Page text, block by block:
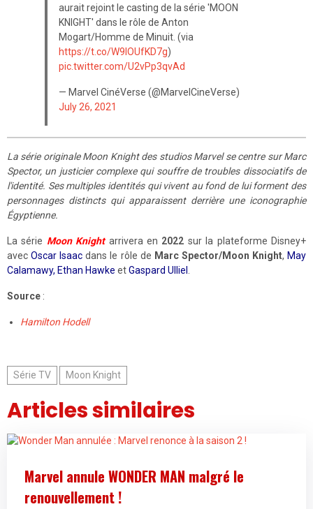
aurait rejoint le casting de la série 'MOON
KNIGHT' dans le rôle de Anton
Mogart/Homme de Minuit. (via
https://t.co/W9lOUfKD7g)
pic.twitter.com/U2vPp3qvAd
— Marvel CinéVerse (@MarvelCineVerse)
July 26, 2021
La série originale Moon Knight des studios Marvel se centre sur Marc
Spector, un justicier complexe qui souffre de troubles dissociatifs de
l'identité. Ses multiples identités qui vivent au fond de lui forment des
personnages distincts qui apparaissent derrière une iconographie
Égyptienne.
La série Moon Knightarrivera en 2022 sur la plateforme Disney+
avecOscar Isaac dans le rôle de Marc Spector/Moon Knight, May
Calamawy, Ethan Hawke etGaspard Ulliel .
Source :
Hamilton Hodell
Série TV Moon Knight
Articles similaires
Marvel annule WONDER MAN malgré le
renouvellement !